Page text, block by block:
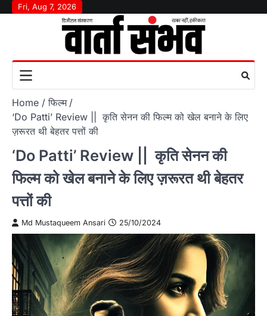
SkipFri, Aug 7, 2026
Home
फिल्म
‘Do Patti’ Review || कृति सेनन की फिल्म को खेल बनाने के लिए
ज़रूरत थी बेहतर पत्तों की
‘Do Patti’ Review || कृति सेनन की
फिल्म को खेल बनाने के लिए ज़रूरत थी बेहतर
पत्तों की
Md Mustaqueem Ansari 25/10/2024